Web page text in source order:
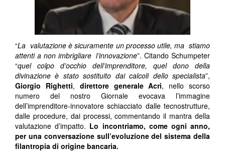
“La valutazione è sicuramente un processo utile, ma stiamo
attenti a non imbrigliare l’innovazione”. Citando Schumpeter
“quel colpo d’occhio dell’imprenditore, quel dono della
divinazione è stato sostituito dai calcoli dello specialista”,
Giorgio Righetti, direttore generale Acri, nello scorso
numero del nostro Giornale evocava l’immagine
dell’imprenditore-innovatore schiacciato dalle tecnostrutture,
dalle procedure, dai processi, commentando il mantra della
valutazione d’impatto. Lo incontriamo, come ogni anno,
per una conversazione sull’evoluzione del sistema della
filantropia di origine bancaria.